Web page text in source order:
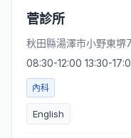
菅診所
秋田縣湯澤市小野東堺
08:30-12:00 13:30-
內科
English